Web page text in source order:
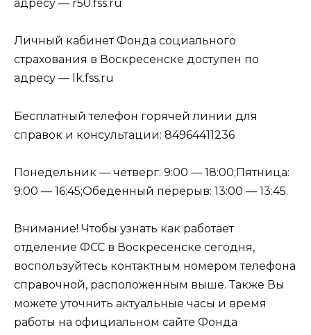
адресу — r50.fss.ru
Личный кабинет Фонда социального
страхования в Воскресенске доступен по
адресу — lk.fss.ru
Бесплатный телефон горячей линии для
справок и консультации: 84964411236
Понедельник — четверг: 9:00 — 18:00;Пятница:
9:00 — 16:45;Обеденный перерыв: 13:00 — 13:45.
Внимание! Чтобы узнать как работает
отделение ФСС в Воскресенске сегодня,
воспользуйтесь контактным номером телефона
справочной, расположенным выше. Также Вы
можете уточнить актуальные часы и время
работы на официальном сайте Фонда